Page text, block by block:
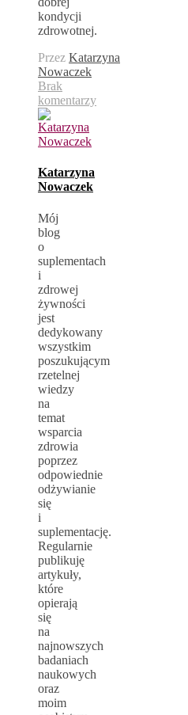
kondycji
zdrowotnej.
Przez Katarzyna
Nowaczek
Brak
komentarzy
Katarzyna
Nowaczek
Mój
blog
o
suplementach
i
zdrowej
żywności
jest
dedykowany
wszystkim
poszukującym
rzetelnej
wiedzy
na
temat
wsparcia
zdrowia
poprzez
odpowiednie
odżywianie
się
i
suplementację.
Regularnie
publikuję
artykuły,
które
opierają
się
na
najnowszych
badaniach
naukowych
oraz
moim